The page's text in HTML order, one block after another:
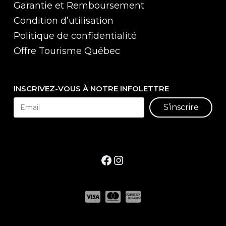
Garantie et Remboursement
Condition d’utilisation
Politique de confidentialité
Offre Tourisme Québec
INSCRIVEZ-VOUS À NOTRE INFOLETTRE
S’inscrire
Facebook
Instagram